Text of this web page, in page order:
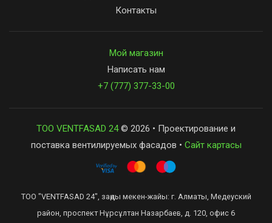
Контакты
Мой магазин
Написать нам
+7 (777) 377-33-00
ТОО VENTFASAD 24© 2026 • Проектирование и
поставка вентилируемых фасадов • Сайт картасы
ТОО "VENTFASAD 24", заңды мекен-жайы: г. Алматы, Медеуский
район, проспект Нұрсұлтан Назарбаев, д. 120, офис 6